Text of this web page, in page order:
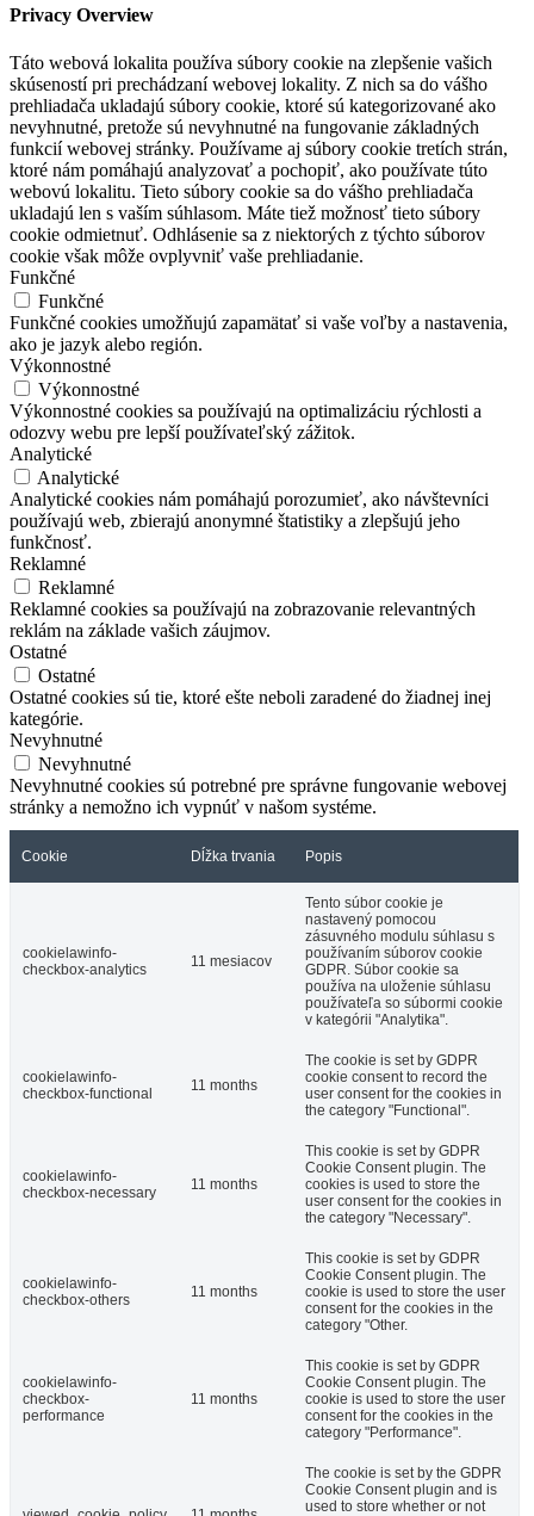
Privacy Overview
Táto webová lokalita používa súbory cookie na zlepšenie vašich
skúseností pri prechádzaní webovej lokality. Z nich sa do vášho
prehliadača ukladajú súbory cookie, ktoré sú kategorizované ako
nevyhnutné, pretože sú nevyhnutné na fungovanie základných
funkcií webovej stránky. Používame aj súbory cookie tretích strán,
ktoré nám pomáhajú analyzovať a pochopiť, ako používate túto
webovú lokalitu. Tieto súbory cookie sa do vášho prehliadača
ukladajú len s vaším súhlasom. Máte tiež možnosť tieto súbory
cookie odmietnuť. Odhlásenie sa z niektorých z týchto súborov
cookie však môže ovplyvniť vaše prehliadanie.
Funkčné
Funkčné
Funkčné cookies umožňujú zapamätať si vaše voľby a nastavenia,
ako je jazyk alebo región.
Výkonnostné
Výkonnostné
Výkonnostné cookies sa používajú na optimalizáciu rýchlosti a
odozvy webu pre lepší používateľský zážitok.
Analytické
Analytické
Analytické cookies nám pomáhajú porozumieť, ako návštevníci
používajú web, zbierajú anonymné štatistiky a zlepšujú jeho
funkčnosť.
Reklamné
Reklamné
Reklamné cookies sa používajú na zobrazovanie relevantných
reklám na základe vašich záujmov.
Ostatné
Ostatné
Ostatné cookies sú tie, ktoré ešte neboli zaradené do žiadnej inej
kategórie.
Nevyhnutné
Nevyhnutné
Nevyhnutné cookies sú potrebné pre správne fungovanie webovej
stránky a nemožno ich vypnúť v našom systéme.
Cookie Dĺžka trvania Popis
cookielawinfo-
checkbox-analytics
11 mesiacov
Tento súbor cookie je
nastavený pomocou
zásuvného modulu súhlasu s
používaním súborov cookie
GDPR. Súbor cookie sa
používa na uloženie súhlasu
používateľa so súbormi cookie
v kategórii "Analytika".
cookielawinfo-
checkbox-functional
11 months
The cookie is set by GDPR
cookie consent to record the
user consent for the cookies in
the category "Functional".
cookielawinfo-
checkbox-necessary
11 months
This cookie is set by GDPR
Cookie Consent plugin. The
cookies is used to store the
user consent for the cookies in
the category "Necessary".
cookielawinfo-
checkbox-others
11 months
This cookie is set by GDPR
Cookie Consent plugin. The
cookie is used to store the user
consent for the cookies in the
category "Other.
cookielawinfo-
checkbox-
performance
11 months
This cookie is set by GDPR
Cookie Consent plugin. The
cookie is used to store the user
consent for the cookies in the
category "Performance".
The cookie is set by the GDPR
Cookie Consent plugin and is
used to store whether or not